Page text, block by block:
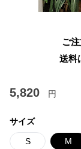
ご
送料
5,820 円
サイズ
S M